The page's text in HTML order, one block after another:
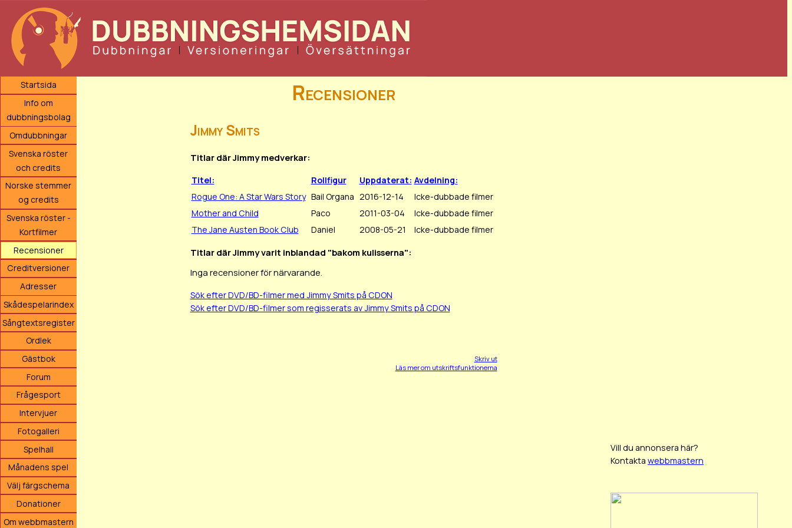
Startsida
Info om
dubbningsbolag
Omdubbningar
Svenska röster
och credits
Norske stemmer
og credits
Svenska röster -
Kortfilmer
Recensioner
Creditversioner
Adresser
Skådespelarindex
Sångtextsregister
Ordlek
Gästbok
Forum
Frågesport
Intervjuer
Fotogalleri
Spelhall
Månadens spel
Välj färgschema
Donationer
Om webbmastern
Recensioner
Jimmy Smits
Titlar där Jimmy medverkar:
Titel: Rollfigur Uppdaterat: Avdelning:
Rogue One: A Star Wars Story Bail Organa 2016-12-14
Icke-dubbade filmer
Mother and Child
Paco 2011-03-04
Icke-dubbade filmer
The Jane Austen Book Club
Daniel 2008-05-21 Icke-dubbade filmer
Titlar där Jimmy varit inblandad "bakom kulisserna":
Inga recensioner för närvarande.
Sök efter DVD/BD-filmer med Jimmy Smits på CDON
Sök efter DVD/BD-filmer som regisserats av Jimmy Smits på CDON
Skriv ut
Läs mer om utskriftsfunktionerna
Vill du annonsera här?
Kontakta webbmastern